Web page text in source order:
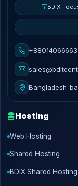
BDIX
Bangladesh-
Hosting
Web Hosting
Shared Hosting
BDIX Shared Hosting